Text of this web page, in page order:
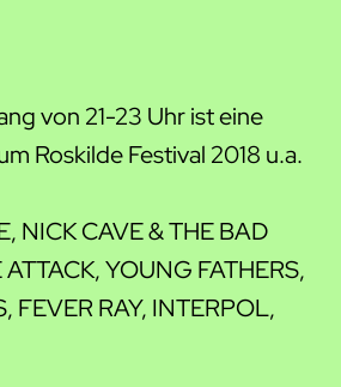
von 21-23 Uhr ist eine
Roskilde Festival 2018 u.a.
NICK CAVE & THE BAD
YOUNG FATHERS,
FEVER RAY, INTERPOL,